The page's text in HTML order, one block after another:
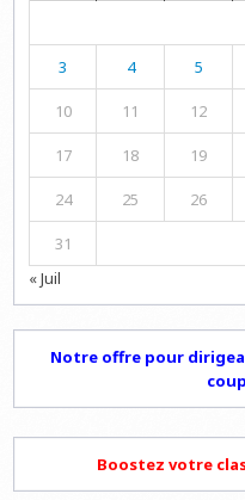
3 4 5
10 11 12
17 18 19
24 25 26
31
« Juil
Notre offre pour
Boostez votre